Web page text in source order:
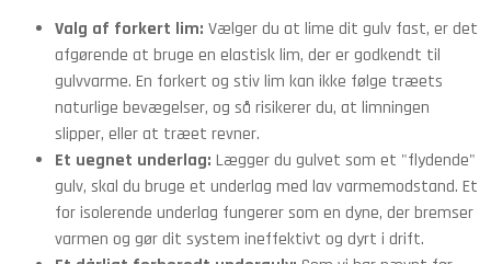
Valg af forkert lim: Vælger du at lime dit gulv fast, er det
afgørende at bruge en elastisk lim, der er godkendt til
gulvvarme. En forkert og stiv lim kan ikke følge træets
naturlige bevægelser, og så risikerer du, at limningen
slipper, eller at træet revner.
Et uegnet underlag: Lægger du gulvet som et "flydende"
gulv, skal du bruge et underlag med lav varmemodstand. Et
for isolerende underlag fungerer som en dyne, der bremser
varmen og gør dit system ineffektivt og dyrt i drift.